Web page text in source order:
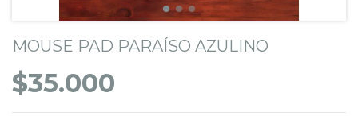
MOUSE PAD PARAÍSO AZULINO
$35.000